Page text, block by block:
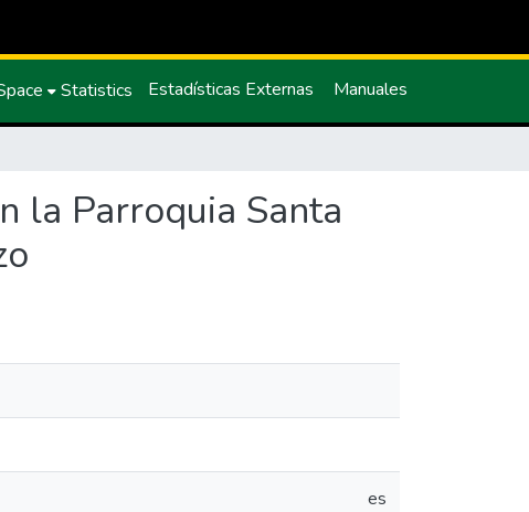
Statistics Estadísticas Externas Manuales
la Parroquia Santa
es